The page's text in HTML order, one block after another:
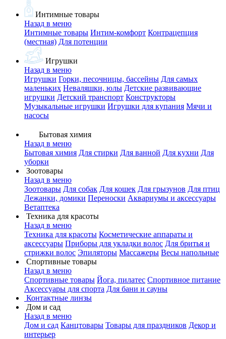
Интимные товары
Назад в меню
Интимные товары Интим-комфорт Контрацепция
(местная) Для потенции
Игрушки
Назад в меню
Игрушки Горки, песочницы, бассейны Для самых
маленьких Неваляшки, юлы Детские развивающие
игрушки Детский транспорт Конструкторы
Музыкальные игрушки Игрушки для купания Мячи и
насосы
Бытовая химия
Назад в меню
Бытовая химия Для стирки Для ванной Для кухни Для
уборки
Зоотовары
Назад в меню
Зоотовары Для собак Для кошек Для грызунов Для птиц
Лежанки, домики Переноски Аквариумы и аксессуары
Ветаптека
Техника для красоты
Назад в меню
Техника для красоты Косметические аппараты и
аксессуары Приборы для укладки волос Для бритья и
стрижки волос Эпиляторы Массажеры Весы напольные
Спортивные товары
Назад в меню
Спортивные товары Йога, пилатес Спортивное питание
Аксессуары для спорта Для бани и сауны
Контактные линзы
Дом и сад
Назад в меню
Дом и сад Канцтовары Товары для праздников Декор и
интерьер